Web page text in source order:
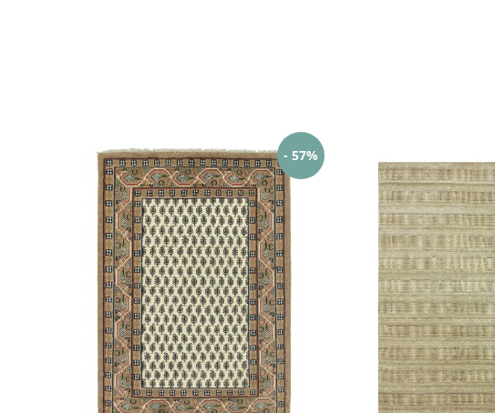
- 57%